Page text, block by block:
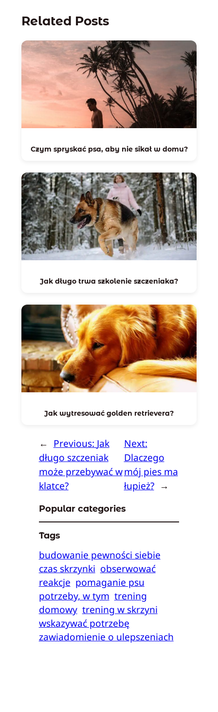
Related Posts
Czym spryskać psa, aby nie sikał w domu?
Jak długo trwa szkolenie szczeniaka?
Jak wytresować golden retrievera?
← Previous: Jak
długo szczeniak
może przebywać w
klatce?
Next:
Dlaczego
mój pies ma
łupież? →
Popular categories
Tags
budowanie pewności siebie
czas skrzynki obserwować
reakcje pomaganie psu
potrzeby, w tym trening
domowy trening w skrzyni
wskazywać potrzebę
zawiadomienie o ulepszeniach